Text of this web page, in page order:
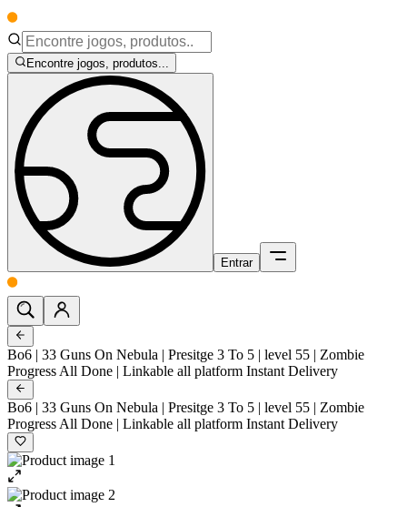
Encontre jogos, produtos...
Entrar
Bo6 | 33 Guns On Nebula | Presitge 3 To 5 | level 55 | Zombie
Progress All Done | Linkable all platform Instant Delivery
Bo6 | 33 Guns On Nebula | Presitge 3 To 5 | level 55 | Zombie
Progress All Done | Linkable all platform Instant Delivery